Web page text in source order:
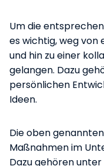
Um die
es wichtig, weg
und hin zu einer
gelangen. Dazu
persönlichen
Ideen.
Die oben
Maßnahmen im
Dazu gehören